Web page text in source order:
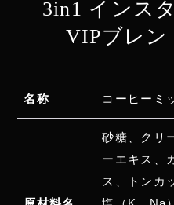
今までに体験
評価：★★★★★
未だかつて無いほど
3in1 インス
VIPブレン
名称 コーヒーミ
砂糖、クリ
ーエキス、
ス、トンカ